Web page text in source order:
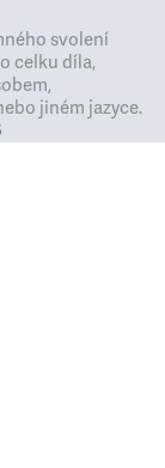
svolení
celku díla,
jiném jazyce.